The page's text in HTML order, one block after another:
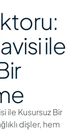
ile
ile Kusursuz Bir
dişler, hem